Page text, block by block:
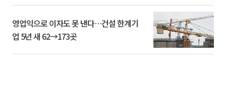
영업익으로 이자도 못 낸다…건설 한계기
업 5년 새 62→173곳